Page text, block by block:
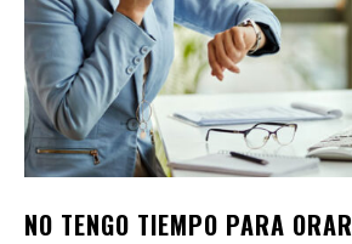
NO TENGO TIEMPO PARA ORAR